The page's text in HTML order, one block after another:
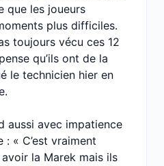
que les joueurs
plus difficiles.
toujours vécu ces 12
qu’ils ont de la
le technicien hier en
aussi avec impatience
« C’est vraiment
la Marek mais ils